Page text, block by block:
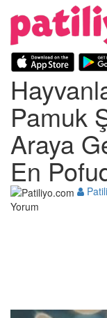
Pamuk
Araya
En
Yorum